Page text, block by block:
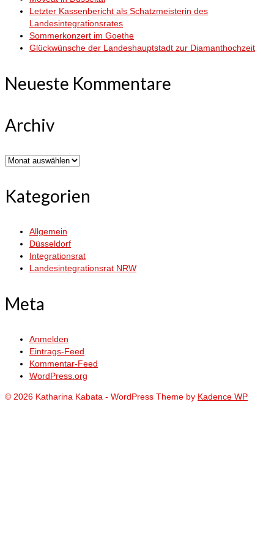
Letzter Kassenbericht als Schatzmeisterin des
Landesintegrationsrates
Sommerkonzert im Goethe
Glückwünsche der Landeshauptstadt zur Diamanthochzeit
Neueste Kommentare
Archiv
Archiv
Kategorien
Allgemein
Düsseldorf
Integrationsrat
Landesintegrationsrat NRW
Meta
Anmelden
Eintrags-Feed
Kommentar-Feed
WordPress.org
© 2026 Katharina Kabata - WordPress Theme by Kadence WP